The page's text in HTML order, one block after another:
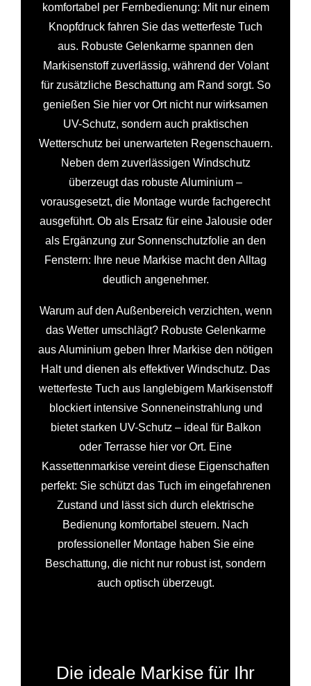
komfortabel per Fernbedienung: Mit nur einem
Knopfdruck fahren Sie das wetterfeste Tuch
aus. Robuste Gelenkarme spannen den
Markisenstoff zuverlässig, während der Volant
für zusätzliche Beschattung am Rand sorgt. So
genießen Sie hier vor Ort nicht nur wirksamen
UV-Schutz, sondern auch praktischen
Wetterschutz bei unerwarteten Regenschauern.
Neben dem zuverlässigen Windschutz
überzeugt das robuste Aluminium –
vorausgesetzt, die Montage wurde fachgerecht
ausgeführt. Ob als Ersatz für eine Jalousie oder
als Ergänzung zur Sonnenschutzfolie an den
Fenstern: Ihre neue Markise macht den Alltag
deutlich angenehmer.
Warum auf den Außenbereich verzichten, wenn
das Wetter umschlägt? Robuste Gelenkarme
aus Aluminium geben Ihrer Markise den nötigen
Halt und dienen als effektiver Windschutz. Das
wetterfeste Tuch aus langlebigem Markisenstoff
blockiert intensive Sonneneinstrahlung und
bietet starken UV-Schutz – ideal für Balkon
oder Terrasse hier vor Ort. Eine
Kassettenmarkise vereint diese Eigenschaften
perfekt: Sie schützt das Tuch im eingefahrenen
Zustand und lässt sich durch elektrische
Bedienung komfortabel steuern. Nach
professioneller Montage haben Sie eine
Beschattung, die nicht nur robust ist, sondern
auch optisch überzeugt.
Die ideale Markise für Ihr